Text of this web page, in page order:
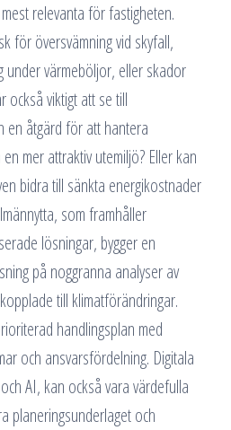
relevanta för fastigheten.
för översvämning vid skyfall,
under värmeböljor, eller skador
också viktigt att se till
en åtgärd för att hantera
mer attraktiv utemiljö? Eller kan
bidra till sänkta energikostnader
som framhåller
lösningar, bygger en
på noggranna analyser av
till klimatförändringar.
handlingsplan med
och ansvarsfördelning. Digitala
AI, kan också vara värdefulla
planeringsunderlaget och